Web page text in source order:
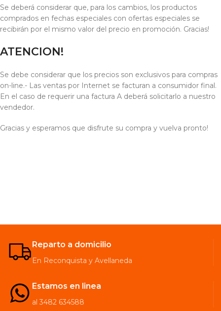
Se deberá considerar que, para los cambios, los productos
comprados en fechas especiales con ofertas especiales se
recibirán por el mismo valor del precio en promoción. Gracias!
ATENCION!
Se debe considerar que los precios son exclusivos para compras
on-line.- Las ventas por Internet se facturan a consumidor final.
En el caso de requerir una factura A deberá solicitarlo a nuestro
vendedor.
Gracias y esperamos que disfrute su compra y vuelva pronto!
Reparto a domicilio
En Reconquista y Avellaneda
Estamos en linea
al 3482 634588